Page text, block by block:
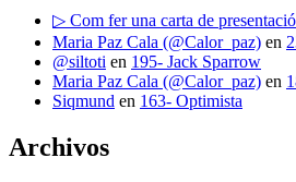
▷ Com fer una carta de
Maria Paz Cala (@Calor_paz) en
@siltoti en 195- Jack Sparrow
Maria Paz Cala (@Calor_paz) en
Siqmund en 163- Optimista
Archivos